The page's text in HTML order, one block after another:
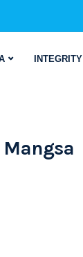
INTEGRITY